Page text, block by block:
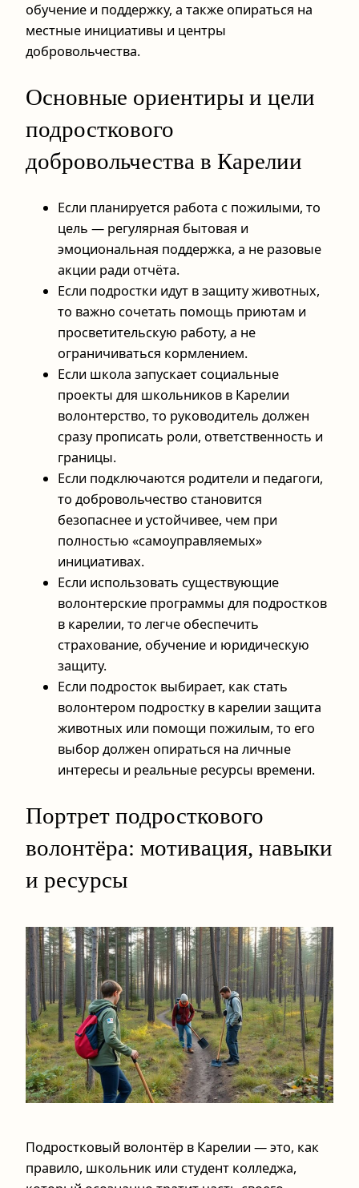
обучение и поддержку, а также опираться на
местные инициативы и центры
добровольчества.
Основные ориентиры и цели
подросткового
добровольчества в Карелии
Если планируется работа с пожилыми, то
цель — регулярная бытовая и
эмоциональная поддержка, а не разовые
акции ради отчёта.
Если подростки идут в защиту животных,
то важно сочетать помощь приютам и
просветительскую работу, а не
ограничиваться кормлением.
Если школа запускает социальные
проекты для школьников в Карелии
волонтерство, то руководитель должен
сразу прописать роли, ответственность и
границы.
Если подключаются родители и педагоги,
то добровольчество становится
безопаснее и устойчивее, чем при
полностью «самоуправляемых»
инициативах.
Если использовать существующие
волонтерские программы для подростков
в карелии, то легче обеспечить
страхование, обучение и юридическую
защиту.
Если подросток выбирает, как стать
волонтером подростку в карелии защита
животных или помощи пожилым, то его
выбор должен опираться на личные
интересы и реальные ресурсы времени.
Портрет подросткового
волонтёра: мотивация, навыки
и ресурсы
Подростковый волонтёр в Карелии — это, как
правило, школьник или студент колледжа,